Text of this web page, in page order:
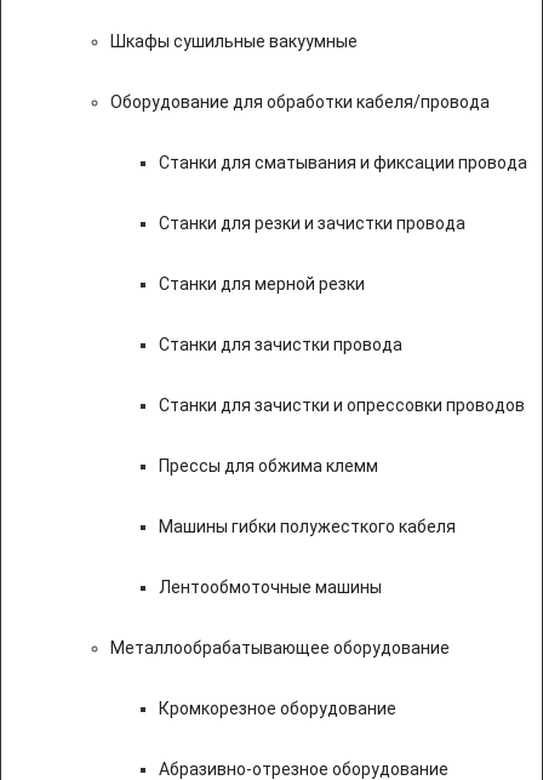
Шкафы сушильные вакуумные
Оборудование для обработки кабеля/провода
Станки для сматывания и фиксации провода
Станки для резки и зачистки провода
Станки для мерной резки
Станки для зачистки провода
Станки для зачистки и опрессовки проводов
Прессы для обжима клемм
Машины гибки полужесткого кабеля
Лентообмоточные машины
Металлообрабатывающее оборудование
Кромкорезное оборудование
Абразивно-отрезное оборудование